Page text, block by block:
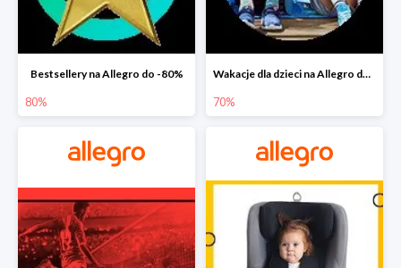
Bestsellery na Allegro do -80%
80%
Wakacje dla dzieci na Allegro do -70%
70%